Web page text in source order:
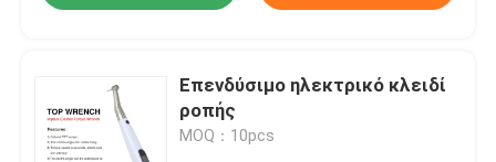
Επενδύσιμο ηλεκτρικό κλειδί
ροπής
MOQ：10pcs